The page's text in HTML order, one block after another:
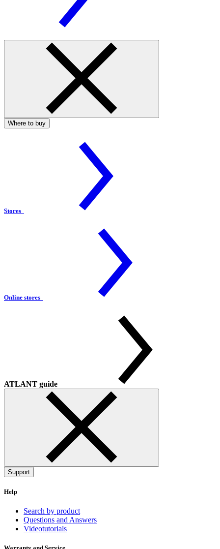
Where to buy
Stores
Online stores
ATLANT guide
Support
Help
Search by product
Questions and Answers
Videotutorials